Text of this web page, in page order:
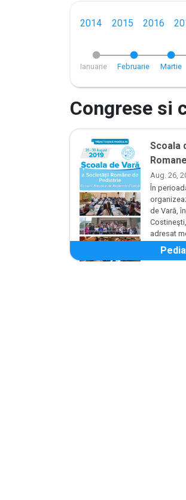
2014 2015 2016
Ianuarie Februarie Martie
Congrese si
Scoala
Aug. 26,
În
de Vară,
adresat
specialiş...